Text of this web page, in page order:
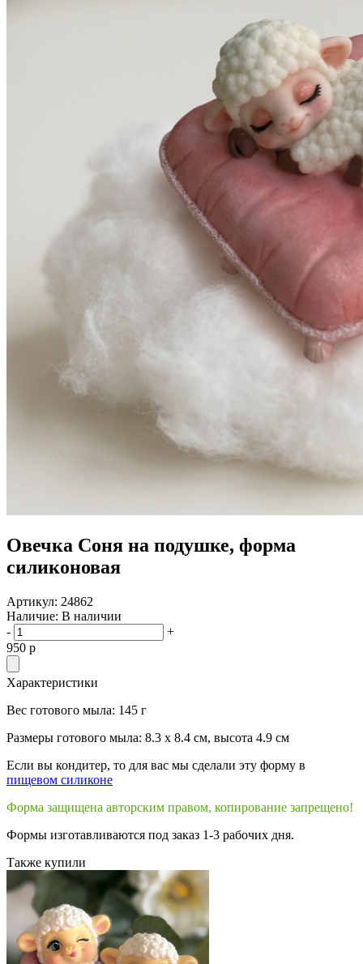
Овечка Соня на подушке, форма
силиконовая
Артикул: 24862
Наличие: В наличии
-
+
950 p
Характеристики
Вес готового мыла: 145 г
Размеры готового мыла: 8.3 х 8.4 см, высота 4.9 см
Если вы кондитер, то для вас мы сделали эту форму в
пищевом силиконе
Форма защищена авторским правом, копирование запрещено!
Формы изготавливаются под заказ 1-3 рабочих дня.
Также купили